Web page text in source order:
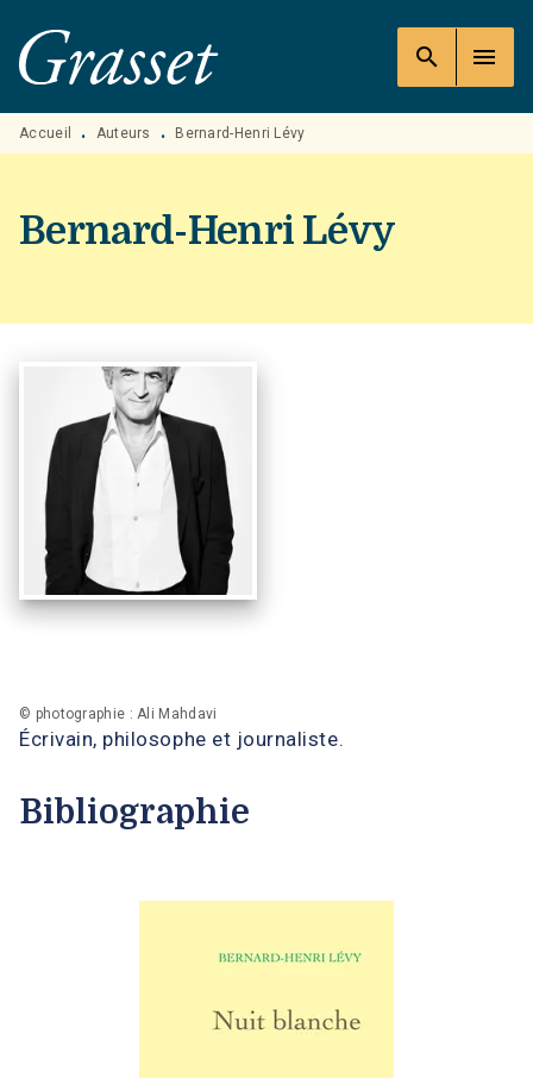
MENU RECHERCHE
PIED DE PAGE
search menu
Accueil • Auteurs • Bernard-Henri Lévy
Bernard-Henri Lévy
Écrivain, philosophe et journaliste.
© photographie : Ali Mahdavi
Bibliographie